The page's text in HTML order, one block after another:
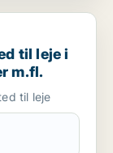
til leje i
m.fl.
til leje